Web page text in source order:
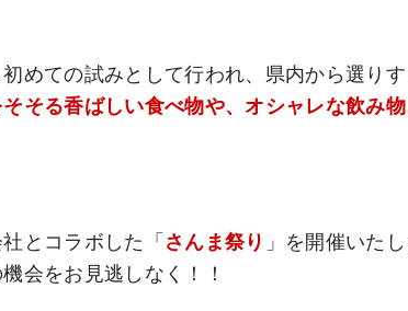
めての試みとして行われ、県内から選り
そる香ばしい食べ物や、オシャレな飲み
とコラボした「 さんま祭り 」を開催いた
会をお見逃しなく！！